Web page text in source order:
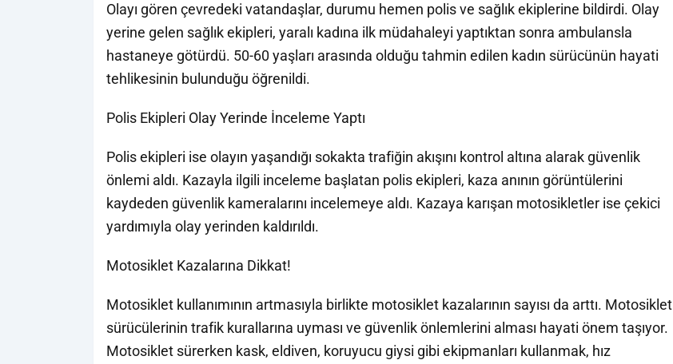
Olayı gören çevredeki vatandaşlar, durumu hemen polis ve sağlık ekiplerine bildirdi. Olay
yerine gelen sağlık ekipleri, yaralı kadına ilk müdahaleyi yaptıktan sonra ambulansla
hastaneye götürdü. 50-60 yaşları arasında olduğu tahmin edilen kadın sürücünün hayati
tehlikesinin bulunduğu öğrenildi.
Polis Ekipleri Olay Yerinde İnceleme Yaptı
Polis ekipleri ise olayın yaşandığı sokakta trafiğin akışını kontrol altına alarak güvenlik
önlemi aldı. Kazayla ilgili inceleme başlatan polis ekipleri, kaza anının görüntülerini
kaydeden güvenlik kameralarını incelemeye aldı. Kazaya karışan motosikletler ise çekici
yardımıyla olay yerinden kaldırıldı.
Motosiklet Kazalarına Dikkat!
Motosiklet kullanımının artmasıyla birlikte motosiklet kazalarının sayısı da arttı. Motosiklet
sürücülerinin trafik kurallarına uyması ve güvenlik önlemlerini alması hayati önem taşıyor.
Motosiklet sürerken kask, eldiven, koruyucu giysi gibi ekipmanları kullanmak, hız